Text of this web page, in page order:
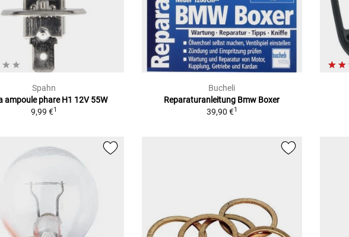
Spahn
ampoule phare H1 12V 55W
9,99 €1
Bucheli
Reparaturanleitung Bmw Boxer
39,90 €1